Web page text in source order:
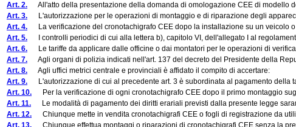
Art. 2. All'atto della presentazione della domanda di omologazione CEE di modello
Art. 3. L'autorizzazione per le operazioni di montaggio e di riparazione degli
Art. 4. La verificazione del cronotachigrafo CEE dopo la installazione su un veicolo
Art. 5. I controlli periodici di cui alla lettera b), capitolo VI, dell'allegato I al
Art. 6. Le tariffe da applicare dalle officine o dai montatori per le operazioni di
Art. 7. Agli organi di polizia indicati nell'art. 137 del decreto del Presidente della
Art. 8. Agli uffici metrici centrale e provinciali è affidato il compito di accertare:
Art. 9. L'autorizzazione di cui al precedente art. 3 è subordinata al pagamento della
Art. 10. Per la verificazione di ogni cronotachigrafo CEE dopo il primo montaggio
Art. 11. Le modalità di pagamento dei diritti erariali previsti dalla presente legge
Art. 12. Chiunque mette in vendita cronotachigrafi CEE o fogli di registrazione da
Art. 13. Chiunque effettua montaggi o riparazioni di cronotachigrafi CEE senza la